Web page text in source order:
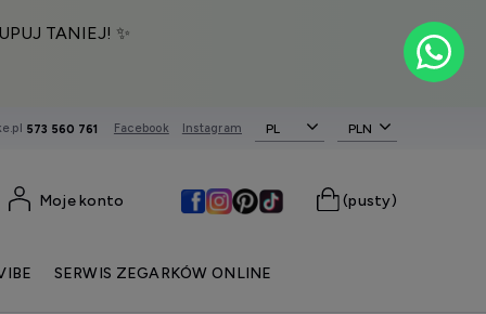
TANIEJ! ✨
573 560 761 Facebook Instagram PL
(pusty)
Moje konto
SERWIS ZEGARKÓW ONLINE